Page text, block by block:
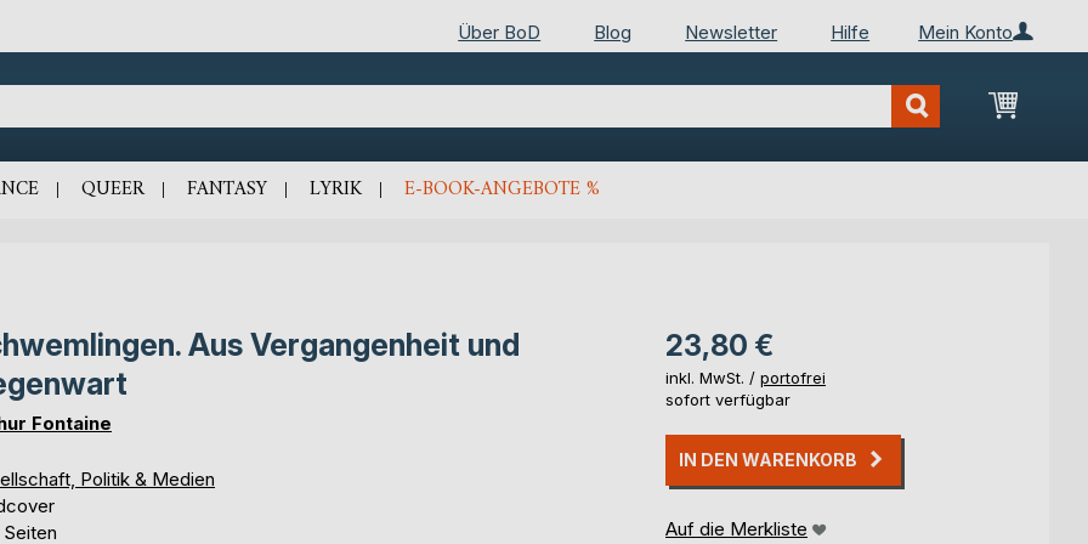
Mein Konto
Über BoD Blog Newsletter Hilfe
Mein
QUEER FANTASY LYRIK E-BOOK-ANGEBOTE %
Aus Vergangenheit und
Fontaine
Politik & Medien
23,80 €
inkl. MwSt. / portofrei
sofort verfügbar
IN DEN WARENKORB
Auf die Merkliste